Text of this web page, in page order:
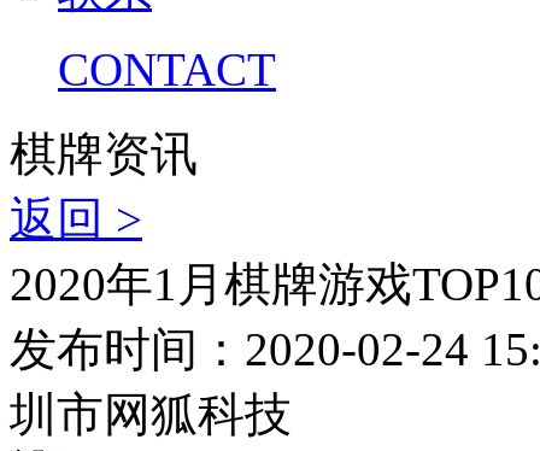
CONTACT
棋牌资讯
返回 >
2020年1月棋牌游戏
发布时间：2020-02-24
圳市网狐科技